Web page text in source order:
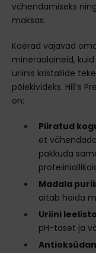
vähendamiseks
maksas.
Koerad vajavad
mineraalaineid,
uriinis kristallide
põiekivideks. Hill’s
on:
Piiratud
et
pakkuda
Madala
aitab hoida
Uriini
pH-taset ja